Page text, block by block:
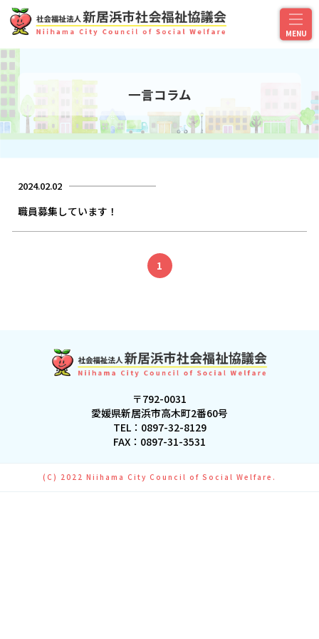
一言コラム
2024.02.02
職員募集しています！
1
〒792-0031
愛媛県新居浜市高木町2番60号
TEL： 0897-32-8129
FAX：0897-31-3531
(C) 2022 Niihama City Council of Social Welfare.